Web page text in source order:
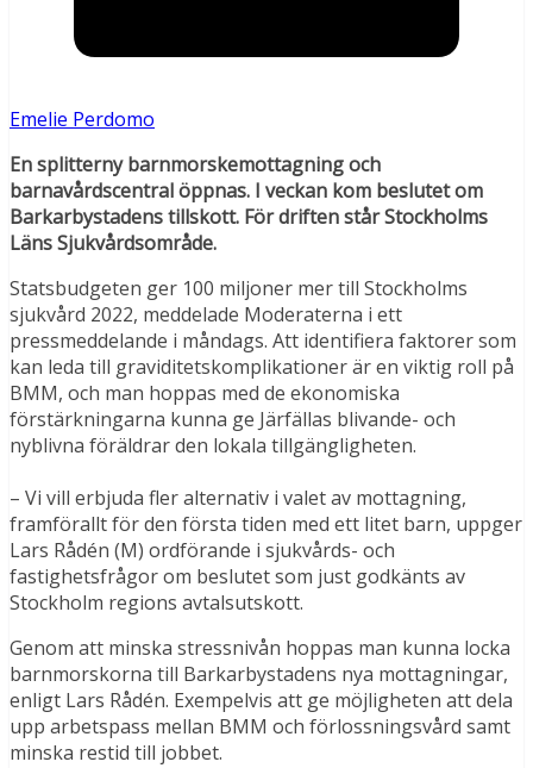
Emelie Perdomo
En splitterny barnmorskemottagning och
barnavårdscentral öppnas. I veckan kom beslutet om
Barkarbystadens tillskott. För driften står Stockholms
Läns Sjukvårdsområde.
Statsbudgeten ger 100 miljoner mer till Stockholms
sjukvård 2022, meddelade Moderaterna i ett
pressmeddelande i måndags. Att identifiera faktorer som
kan leda till graviditetskomplikationer är en viktig roll på
BMM, och man hoppas med de ekonomiska
förstärkningarna kunna ge Järfällas blivande- och
nyblivna föräldrar den lokala tillgängligheten.
– Vi vill erbjuda fler alternativ i valet av mottagning,
framförallt för den första tiden med ett litet barn, uppger
Lars Rådén (M) ordförande i sjukvårds- och
fastighetsfrågor om beslutet som just godkänts av
Stockholm regions avtalsutskott.
Genom att minska stressnivån hoppas man kunna locka
barnmorskorna till Barkarbystadens nya mottagningar,
enligt Lars Rådén. Exempelvis att ge möjligheten att dela
upp arbetspass mellan BMM och förlossningsvård samt
minska restid till jobbet.